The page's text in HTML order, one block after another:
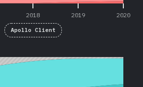
2018 2019 2020
Apollo Client